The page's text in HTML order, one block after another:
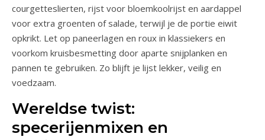
courgetteslierten, rijst voor bloemkoolrijst en aardappel
voor extra groenten of salade, terwijl je de portie eiwit
opkrikt. Let op paneerlagen en roux in klassiekers en
voorkom kruisbesmetting door aparte snijplanken en
pannen te gebruiken. Zo blijft je lijst lekker, veilig en
voedzaam.
Wereldse twist:
specerijenmixen en